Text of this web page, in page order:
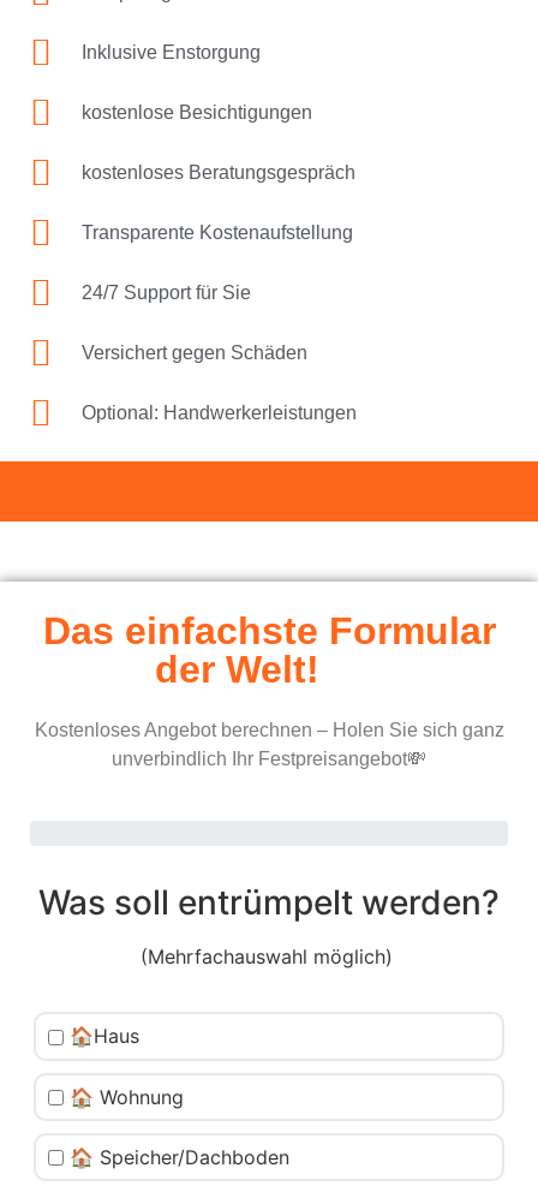
Inklusive Enstorgung
kostenlose Besichtigungen
kostenloses Beratungsgespräch
Transparente Kostenaufstellung
24/7 Support für Sie
Versichert gegen Schäden
Optional: Handwerkerleistungen
Das einfachste Formular
der Welt!
Kostenloses Angebot berechnen – Holen Sie sich ganz
unverbindlich Ihr Festpreisangebot💸
Was soll entrümpelt werden?
(Mehrfachauswahl möglich)
🏠Haus
🏠 Wohnung
🏠 Speicher/Dachboden